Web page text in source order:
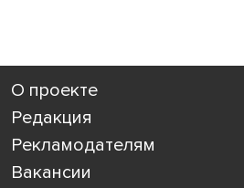
О проекте
Редакция
Рекламодателям
Вакансии